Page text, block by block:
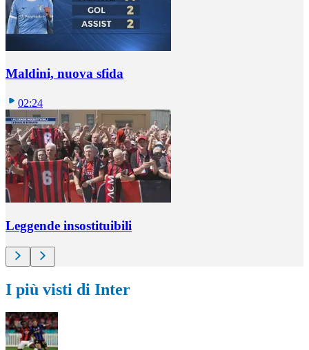
Maldini, nuova sfida
02:24
Leggende insostituibili
I più visti di Inter